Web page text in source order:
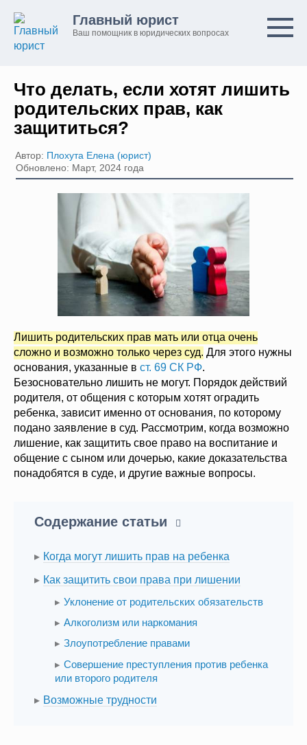
контенту
Главный юрист
Ваш помощник в юридических вопросах
Что делать, если хотят лишить
родительских прав, как
защититься?
Автор: Плохута Елена (юрист)
Обновлено: Март, 2024 года
Лишить родительских прав мать или отца очень
сложно и возможно только через суд. Для этого нужны
основания, указанные в ст. 69 СК РФ.
Безосновательно лишить не могут. Порядок действий
родителя, от общения с которым хотят оградить
ребенка, зависит именно от основания, по которому
подано заявление в суд. Рассмотрим, когда возможно
лишение, как защитить свое право на воспитание и
общение с сыном или дочерью, какие доказательства
понадобятся в суде, и другие важные вопросы.
Содержание статьи
Когда могут лишить прав на ребенка
Как защитить свои права при лишении
Уклонение от родительских обязательств
Алкоголизм или наркомания
Злоупотребление правами
Совершение преступления против ребенка
или второго родителя
Возможные трудности